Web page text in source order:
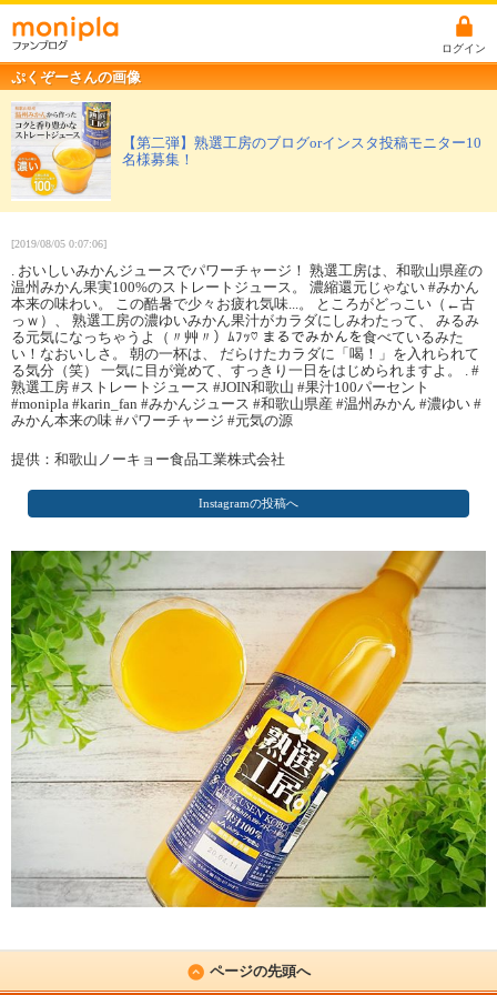
ログイン
ぷくぞーさんの画像
【第二弾】熟選工房のブログorインスタ投稿モニター10
名様募集！
[2019/08/05 0:07:06]
. おいしいみかんジュースでパワーチャージ！ 熟選工房は、和歌山県産の
温州みかん果実100%のストレートジュース。 濃縮還元じゃない #みかん
本来の味わい。 この酷暑で少々お疲れ気味...。 ところがどっこい（←古
っｗ）、 熟選工房の濃ゆいみかん果汁がカラダにしみわたって、 みるみ
る元気になっちゃうよ（〃艸〃）ﾑﾌｯ♡ まるでみかんを食べているみた
い！なおいしさ。 朝の一杯は、 だらけたカラダに「喝！」を入れられて
る気分（笑） 一気に目が覚めて、すっきり一日をはじめられますよ。 . #
熟選工房 #ストレートジュース #JOIN和歌山 #果汁100パーセント
#monipla #karin_fan #みかんジュース #和歌山県産 #温州みかん #濃ゆい #
みかん本来の味 #パワーチャージ #元気の源
提供：和歌山ノーキョー食品工業株式会社
Instagramの投稿へ
ページの先頭へ